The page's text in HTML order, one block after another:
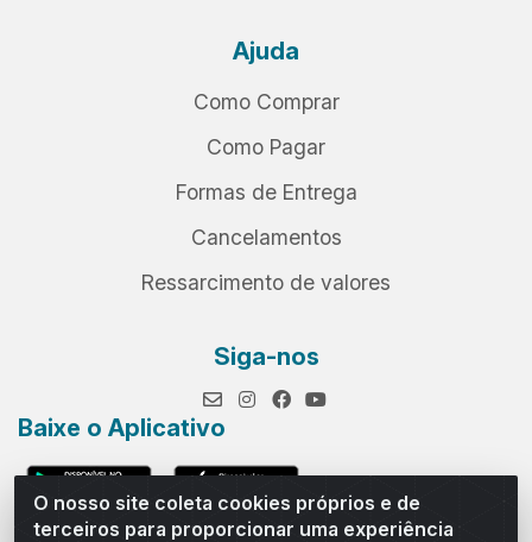
O nosso site coleta cookies próprios e de
terceiros para proporcionar uma experiência
Ajuda
Como Comprar
Como Pagar
Formas de Entrega
Cancelamentos
Ressarcimento de valores
Siga-nos
Baixe o Aplicativo